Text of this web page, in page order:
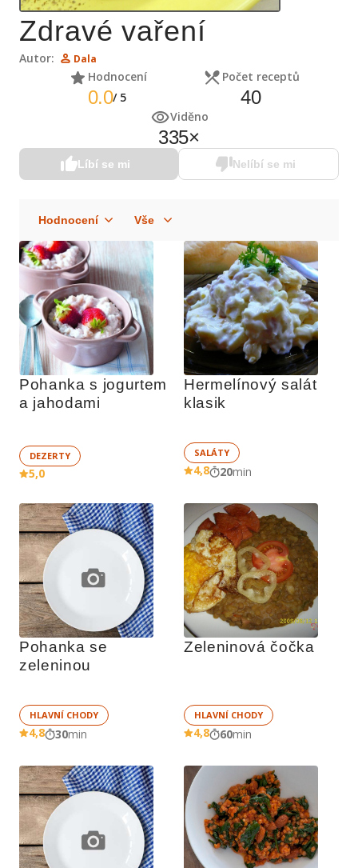
Zdravé vaření
Autor: Dala
Hodnocení
0.0/ 5
Počet receptů
40
Viděno
335×
Líbí se mi Nelíbí se mi
Pohanka s jogurtem
a jahodami
DEZERTY
5,0
Hermelínový salát
klasik
SALÁTY
4,8 20min
Pohanka se
zeleninou
HLAVNÍ CHODY
4,8 30min
Zeleninová čočka
HLAVNÍ CHODY
4,8 60min